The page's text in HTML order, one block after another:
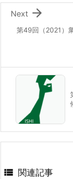
第49回（2021）

Next
 関連記事